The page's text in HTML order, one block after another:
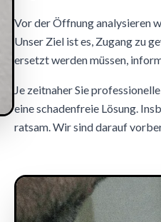
Vor der Öffnung analysieren
Unser Ziel ist es, Zugang zu
ersetzt werden müssen,
Je zeitnaher Sie
eine schadenfreie Lösung.
ratsam. Wir sind darauf